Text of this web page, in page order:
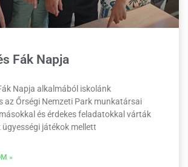
Fák Napja
Napja alkalmából iskolánk
az Őrségi Nemzeti Park munkatársai
és érdekes feladatokkal várták
játékok mellett
»